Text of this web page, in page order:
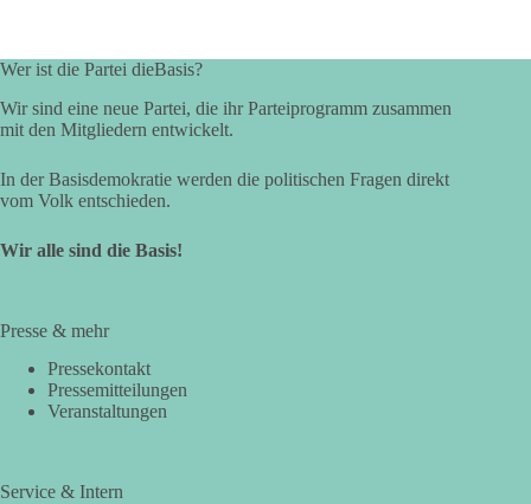
Wer ist die Partei dieBasis?
Wir sind eine neue Partei, die ihr Parteiprogramm zusammen
mit den Mitgliedern entwickelt.
In der Basisdemokratie werden die politischen Fragen direkt
vom Volk entschieden.
Wir alle sind die Basis!
Presse & mehr
Pressekontakt
Pressemitteilungen
Veranstaltungen
Service & Intern